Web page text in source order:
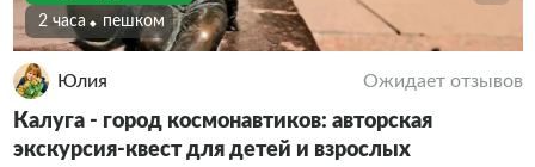
2 часа Пешком
Юлия Ожидает отзывов
Калуга - город космонавтиков: авторская
экскурсия-квест для детей и взрослых